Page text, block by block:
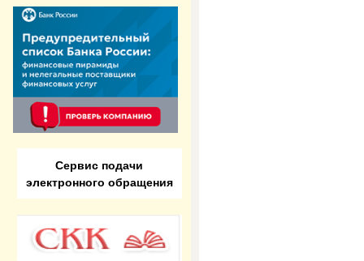
Сервис подачи
электронного обращения